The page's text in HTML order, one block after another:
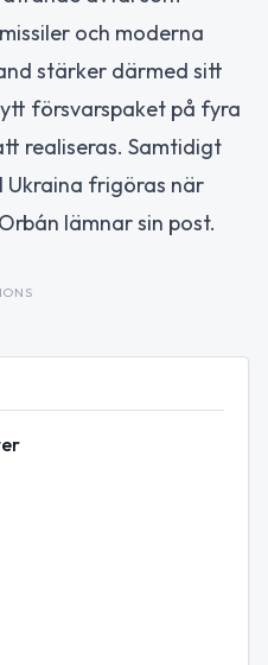
och moderna
stärker därmed sitt
försvarspaket på fyra
realiseras. Samtidigt
frigöras när
lämnar sin post.